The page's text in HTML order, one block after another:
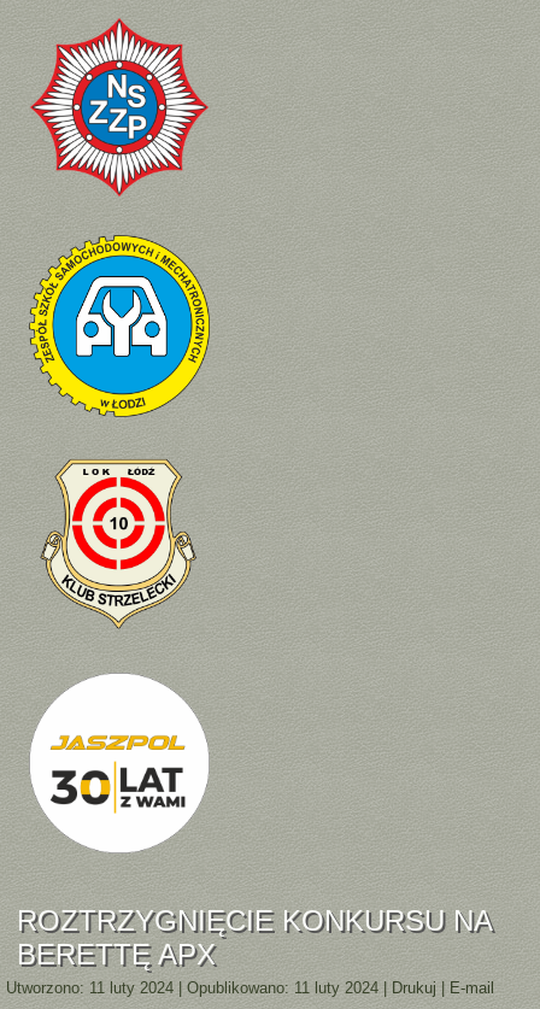
ROZTRZYGNIĘCIE KONKURSU NA
BERETTĘ APX
Utworzono: 11 luty 2024 |Opublikowano: 11 luty 2024| Drukuj
E-mail